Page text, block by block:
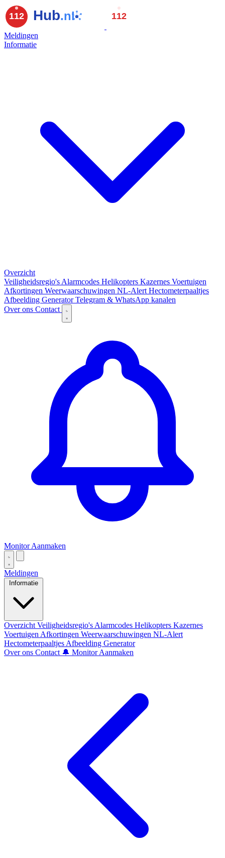
Meldingen
Informatie
Overzicht
Veiligheidsregio's Alarmcodes Helikopters Kazernes Voertuigen
Afkortingen Weerwaarschuwingen NL-Alert Hectometerpaaltjes
Afbeelding GeneratorTelegram & WhatsApp kanalen
Over ons Contact
Monitor Aanmaken
Meldingen
Informatie
Overzicht Veiligheidsregio's Alarmcodes Helikopters Kazernes
Voertuigen Afkortingen Weerwaarschuwingen NL-Alert
Hectometerpaaltjes Afbeelding Generator
Over ons Contact 🔔 Monitor Aanmaken